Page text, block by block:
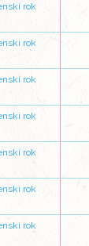
rok
rok
rok
rok
rok
rok
rok